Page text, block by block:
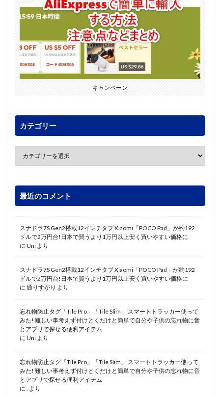
キャンペーン
カテゴリー
最近のコメント
スナドラ7S Gen2搭載12インチタブ Xiaomi「POCO Pad」が約192
ドルで2万円台!日本で買うより1万円以上安く買いやすい価格に
に Uni より
スナドラ7S Gen2搭載12インチタブ Xiaomi「POCO Pad」が約192
ドルで2万円台!日本で買うより1万円以上安く買いやすい価格に
に 通りすがり より
忘れ物防止タグ「Tile Pro」「Tile Slim」 スマートトラッカー使って
みた! 難しい事考えず付けとくだけと簡単で自分や子供の忘れ物に音
とアプリで探せる便利アイテム
に Uni より
忘れ物防止タグ「Tile Pro」「Tile Slim」 スマートトラッカー使って
みた! 難しい事考えず付けとくだけと簡単で自分や子供の忘れ物に音
とアプリで探せる便利アイテム
に
より